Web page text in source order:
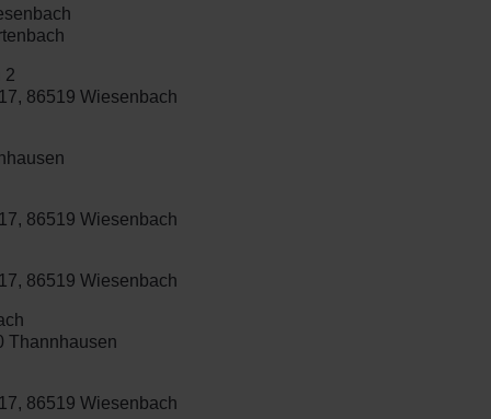
2
86519 Wiesenbach
86519 Wiesenbach
86519 Wiesenbach
Thannhausen
86519 Wiesenbach